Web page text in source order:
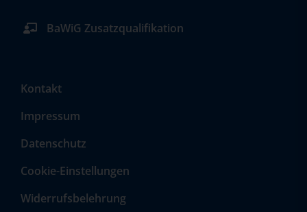
BaWiG Zusatzqualifikation
Kontakt
Impressum
Datenschutz
Cookie-Einstellungen
Widerrufsbelehrung